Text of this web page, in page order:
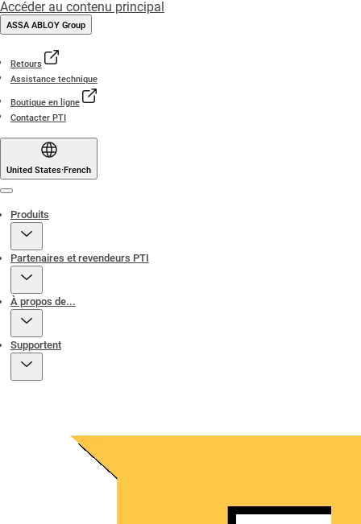
Accéder au contenu principal
ASSA ABLOY Group
Retours
Assistance technique
Boutique en ligne
Contacter PTI
United States·French
Produits
Partenaires et revendeurs PTI
À propos de...
Supportent